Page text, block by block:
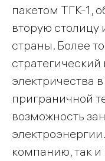
пакетом ТГК-1,
вторую столицу
страны. Более
электричества
приграничной
возможность
компанию, так